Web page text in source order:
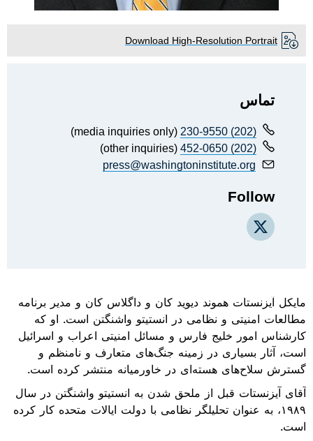
Download High-Resolution Portrait
مایکل آیزنستات هموند دیوید کان و داگلاس کان و مدیر برنامه
مطالعات امنیتی و نظامی در انستیتو واشنگتن است. او که
کارشناس امور خلیج فارس و مسائل امنیتی اعراب و اسرائیل
است، آثار بسیاری در زمینه جنگ‌های متعارف و نامنظم و
گسترش سلاح‌های هسته‌ای در خاورمیانه منتشر کرده است.
آقای آیزنستات قبل از ملحق شدن به انستیتو واشنگتن در سال
۱۹۸۹، به عنوان تحلیلگر نظامی با دولت ایالات متحده کار کرده
است.
تماس
(202) 230-9550
(media inquiries only)
(202) 452-0650
(other inquiries)
press@washingtoninstitute.org
Follow